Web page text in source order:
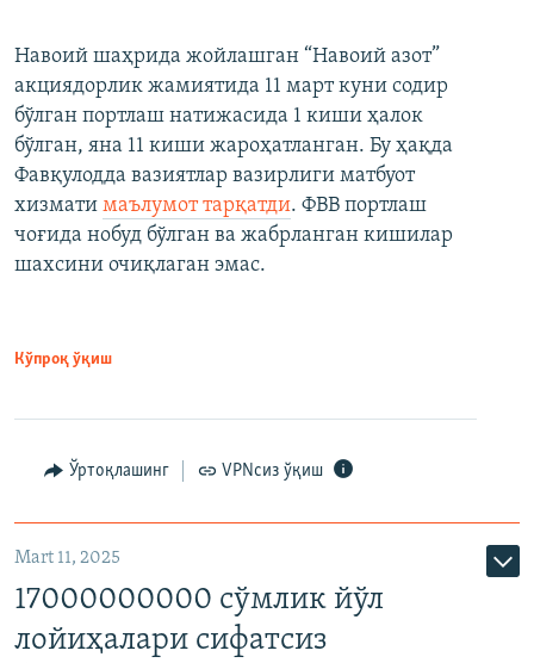
Навоий шаҳрида жойлашган “Навоий азот”
акциядорлик жамиятида 11 март куни содир
бўлган портлаш натижасида 1 киши ҳалок
бўлган, яна 11 киши жароҳатланган. Бу ҳақда
Фавқулодда вазиятлар вазирлиги матбуот
хизмати маълумот тарқатди. ФВВ портлаш
чоғида нобуд бўлган ва жабрланган кишилар
шахсини очиқлаган эмас.
Кўпроқ ўқиш
Ўртоқлашинг VPNсиз ўқиш
Mart 11, 2025
17000000000 сўмлик йўл
лойиҳалари сифатсиз